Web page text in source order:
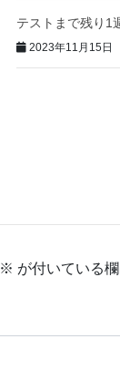
テストまで残り1
2023年11月15日
※ が付いている